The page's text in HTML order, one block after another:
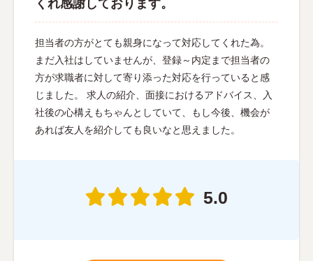
くれ感謝しております。
担当者の方がとても親身になって対応してくれた為。
まだ入社はしていませんが、登録～内定まで担当者の
方が求職者に対して寄り添った対応を行っていると感
じました。 求人の紹介、面接におけるアドバイス、入
社後の心構えもちゃんとしていて、もし今後、機会が
あれば友人を紹介しても良いなと思えました。
5.0